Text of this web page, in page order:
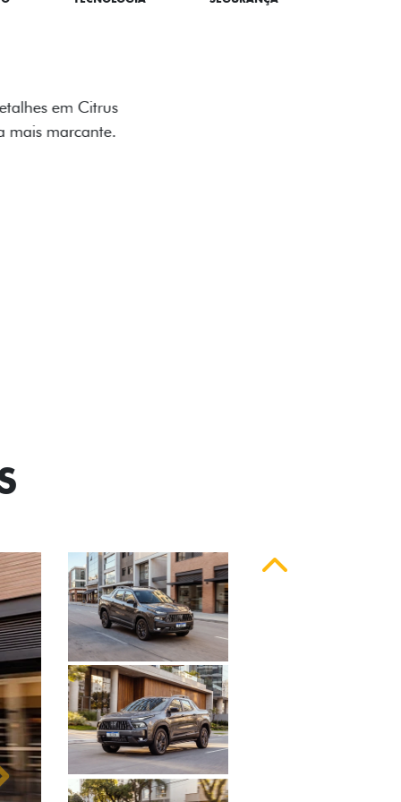
e nas laterais reforçam a identidade
comemorativa.
Anterior